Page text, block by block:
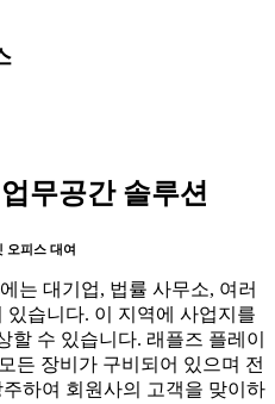
무공간 솔루션
오피스 대여
는 대기업, 법률 사무소, 여러
습니다. 이 지역에 사업지를
수 있습니다. 래플즈 플레이
든 장비가 구비되어 있으며 전
하여 회원사의 고객을 맞이하